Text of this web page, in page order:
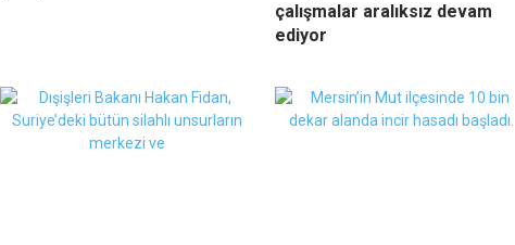
çalışmalar aralıksız devam
ediyor